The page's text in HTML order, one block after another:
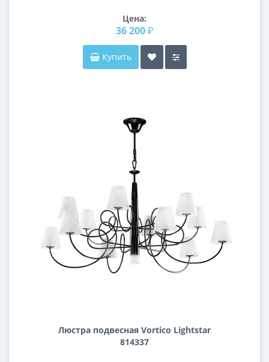
Цена:
36 200 ₽
Купить
Люстра подвесная Vortico Lightstar
814337